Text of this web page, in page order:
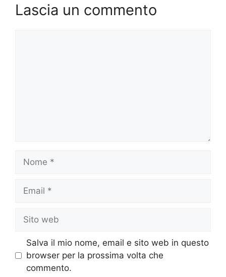
Lascia un commento
web
Salva il mio nome, email e sito web in questo
browser per la prossima volta che
commento.